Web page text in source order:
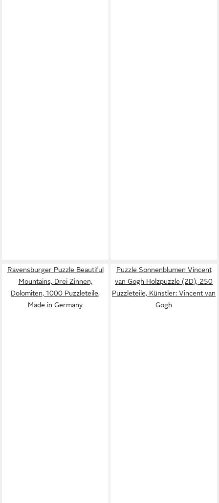
Ravensburger Puzzle Beautiful
Mountains, Drei Zinnen,
Dolomiten, 1000 Puzzleteile,
Made in Germany
Puzzle Sonnenblumen Vincent
van Gogh Holzpuzzle (2D), 250
Puzzleteile, Künstler: Vincent van
Gogh